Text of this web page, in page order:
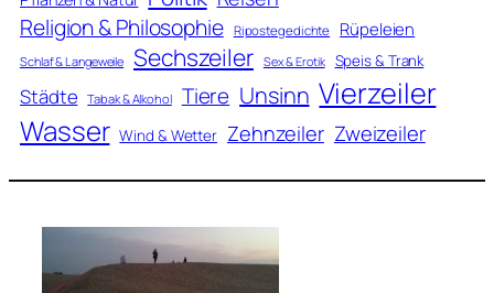
Religion & Philosophie Ripostegedichte Rüpeleien
Schlaf & Langeweile Sechszeiler Sex & Erotik Speis & Trank
Städte Tabak & Alkohol Tiere Unsinn Vierzeiler
Wasser Wind & Wetter Zehnzeiler Zweizeiler